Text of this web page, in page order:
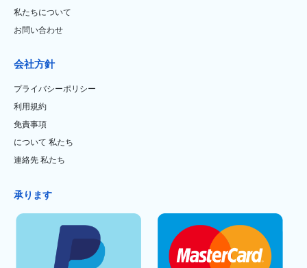
私たちについて
お問い合わせ
会社方針
プライバシーポリシー
利用規約
免責事項
について 私たち
連絡先 私たち
承ります